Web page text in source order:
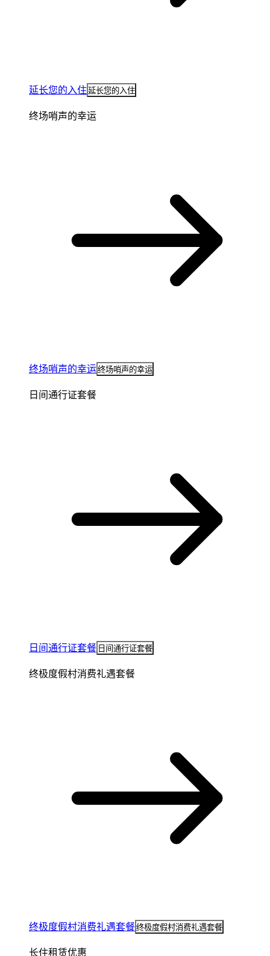
延长您的入住延长您的入住
终场哨声的幸运
终场哨声的幸运终场哨声的幸运
日间通行证套餐
日间通行证套餐 日间通行证套餐
终极度假村消费礼遇套餐
终极度假村消费礼遇套餐终极度假村消费礼遇套餐
长住租赁优惠